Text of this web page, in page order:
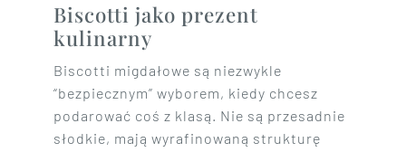
Biscotti jako prezent
kulinarny
Biscotti migdałowe są niezwykle
“bezpiecznym” wyborem, kiedy chcesz
podarować coś z klasą. Nie są przesadnie
słodkie, mają wyrafinowaną strukturę